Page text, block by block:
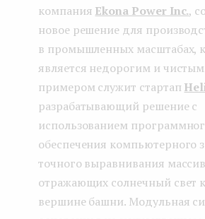
компания Ekona Power Inc.,
новое решение для
в промышленных масштабах,
является недорогим и
примером служит стартап
разрабатывающий решение с
использованием
обеспечения компьютерного
точного выравнивания
отражающих солнечный свет
вершине башни. Модульная